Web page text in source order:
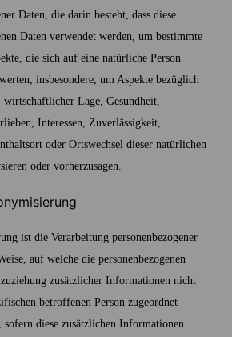
Daten, die darin besteht, dass diese
Daten verwendet werden, um bestimmte
die sich auf eine natürliche Person
insbesondere, um Aspekte bezüglich
Lage, Gesundheit,
Interessen, Zuverlässigkeit,
oder Ortswechsel dieser natürlichen
oder vorherzusagen.
ist die Verarbeitung personenbezogener
auf welche die personenbezogenen
zusätzlicher Informationen nicht
betroffenen Person zugeordnet
sofern diese zusätzlichen Informationen